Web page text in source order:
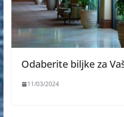
Odaberite biljke za
11/03/2024